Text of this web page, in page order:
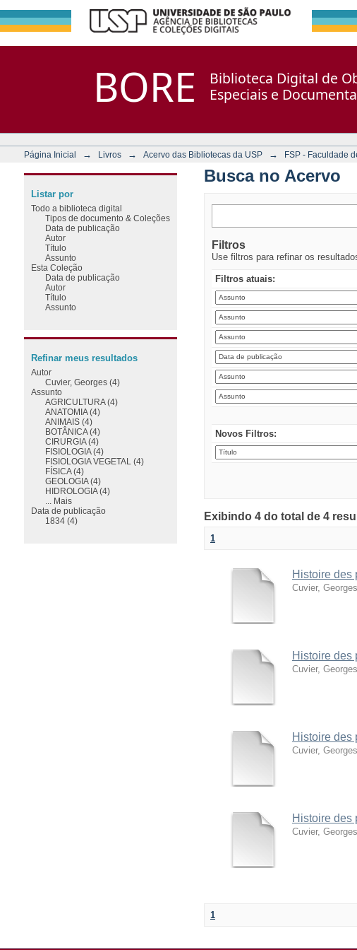
BORE
Biblioteca Digital de
Especiais e
Página Inicial → Livros → Acervo das Bibliotecas da USP → FSP - Faculdade
Busca no Acervo
Filtros
Use filtros para refinar os
Filtros atuais:
Novos Filtros:
Exibindo 4 do total de 4
1
Histoire des
Cuvier, Georges
Histoire des
Cuvier, Georges
Histoire des
Cuvier, Georges
Histoire des
Cuvier, Georges
1
Listar por
Todo a biblioteca digital
Tipos de documento & Coleções
Data de publicação
Autor
Título
Assunto
Esta Coleção
Data de publicação
Autor
Título
Assunto
Refinar meus resultados
Autor
Cuvier, Georges (4)
Assunto
AGRICULTURA (4)
ANATOMIA (4)
ANIMAIS (4)
BOTÂNICA (4)
CIRURGIA (4)
FISIOLOGIA (4)
FISIOLOGIA VEGETAL (4)
FÍSICA (4)
GEOLOGIA (4)
HIDROLOGIA (4)
... Mais
Data de publicação
1834 (4)